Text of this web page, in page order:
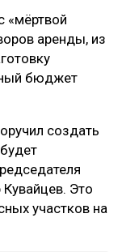
«мёртвой
аренды, из
бюджет
создать
Кувайцев. Это
участков на